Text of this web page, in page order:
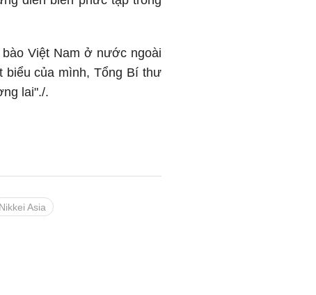
Việt Nam ở nước ngoài
biểu của mình, Tổng Bí thư
lai"./.
Nikkei Asia